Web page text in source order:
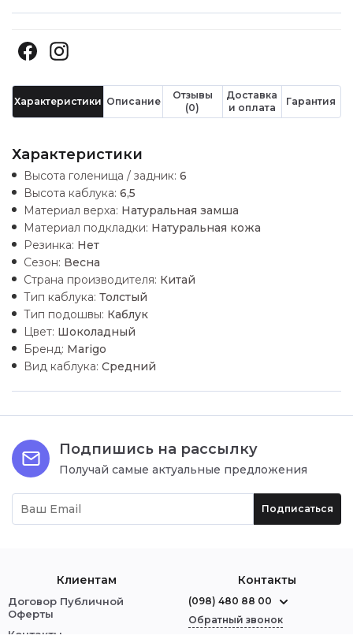
Характеристики Описание
Отзывы
(0)
Доставка
и оплата
Гарантия
Характеристики
Высота голенища / задник: 6
Высота каблука: 6,5
Материал верха: Натуральная замша
Материал подкладки: Натуральная кожа
Резинка: Нет
Сезон: Весна
Страна производителя: Китай
Тип каблука: Толстый
Тип подошвы: Каблук
Цвет: Шоколадный
Бренд: Marigo
Вид каблука: Средний
Подпишись на рассылку
Получай самые актуальные предложения
Подписаться
Клиентам
Договор Публичной
Оферты
Контакты
Контакты
(098) 480 88 00
Обратный звонок